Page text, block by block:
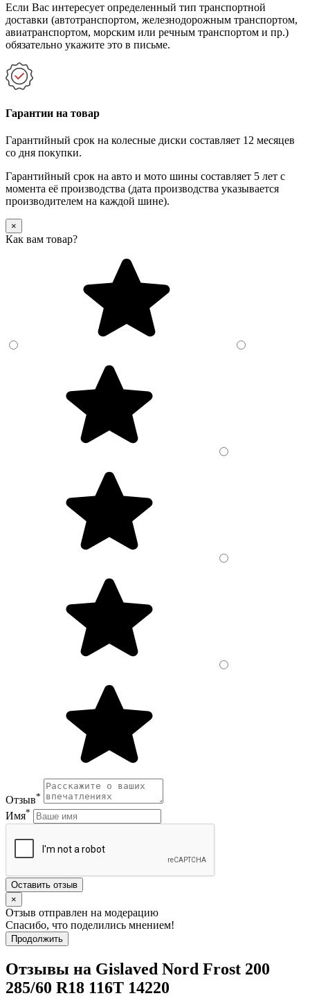
Если Вас интересует определенный тип транспортной
доставки (автотранспортом, железнодорожным транспортом,
авиатранспортом, морским или речным транспортом и пр.)
обязательно укажите это в письме.
Гарантии на товар
Гарантийный срок на колесные диски составляет 12 месяцев
со дня покупки.
Гарантийный срок на авто и мото шины составляет 5 лет с
момента её производства (дата производства указывается
производителем на каждой шине).
×
Как вам товар?
Отзыв*
Имя*
Оставить отзыв
×
Отзыв отправлен на модерацию
Спасибо, что поделились мнением!
Продолжить
Отзывы на Gislaved Nord Frost 200
285/60 R18 116T 14220